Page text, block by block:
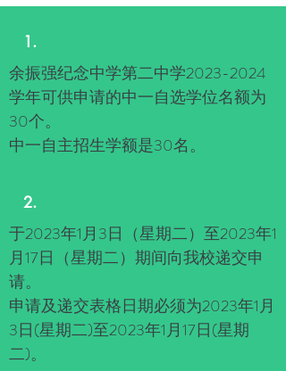
1.
余振强纪念中学第二中学2023-2024
学年可供申请的中一自选学位名额为
30个。
中一自主招生学额是30名。
2.
于2023年1月3日（星期二）至2023年1
月17日（星期二）期间向我校递交申
请。
申请及递交表格日期必须为2023年1月
3日(星期二)至2023年1月17日(星期
二)。